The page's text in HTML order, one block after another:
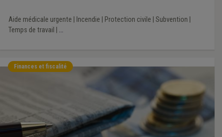
Aide médicale urgente Incendie Protection civile Subvention
Temps de travail
...
Finances et fiscalité